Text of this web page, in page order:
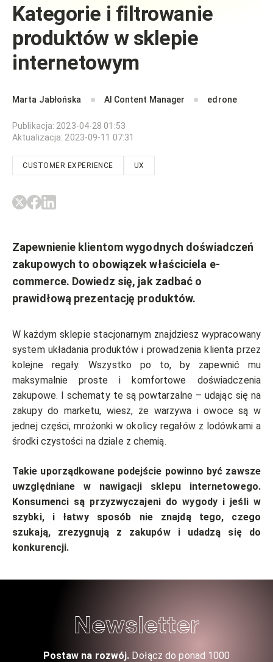
Kategorie i filtrowanie
produktów w sklepie
internetowym
Marta Jabłońska AI Content Manager edrone
Publikacja: 2023-04-28 01:53
Aktualizacja: 2023-09-11 07:31
CUSTOMER EXPERIENCE UX
Zapewnienie klientom wygodnych doświadczeń
zakupowych to obowiązek właściciela e-
commerce. Dowiedz się, jak zadbać o
prawidłową prezentację produktów.
W każdym sklepie stacjonarnym znajdziesz wypracowany
system układania produktów i prowadzenia klienta przez
kolejne regały. Wszystko po to, by zapewnić mu
maksymalnie proste i komfortowe doświadczenia
zakupowe. I schematy te są powtarzalne – udając się na
zakupy do marketu, wiesz, że warzywa i owoce są w
jednej części, mrożonki w okolicy regałów z lodówkami a
środki czystości na dziale z chemią.
Takie uporządkowane podejście powinno być zawsze
uwzględniane w nawigacji sklepu internetowego.
Konsumenci są przyzwyczajeni do wygody i jeśli w
szybki, i łatwy sposób nie znajdą tego, czego
szukają, zrezygnują z zakupów i udadzą się do
konkurencji.
Newsletter
Postaw na rozwój. Dołącz do ponad 1000